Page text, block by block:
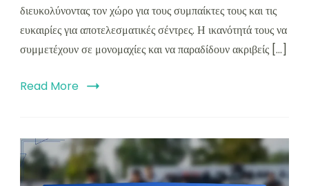
διευκολύνοντας τον χώρο για τους συμπαίκτες τους και τις
ευκαιρίες για αποτελεσματικές σέντρες. Η ικανότητά τους να
συμμετέχουν σε μονομαχίες και να παραδίδουν ακριβείς […]
Read More